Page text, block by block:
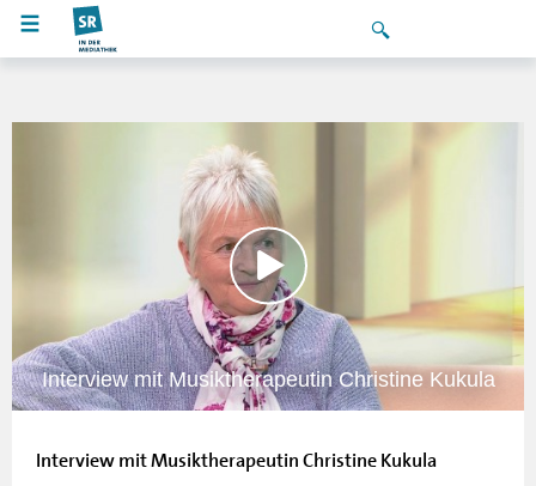
Interview mit Musiktherapeutin Christine Kukula
Interview mit Musiktherapeutin Christine Kukula